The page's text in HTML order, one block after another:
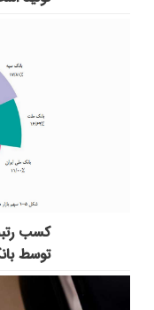
کسب
توسط